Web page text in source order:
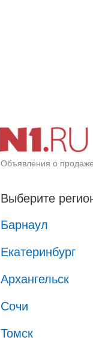
Объявления о
Выберите
Барнаул
Екатеринбург
Архангельск
Сочи
Томск